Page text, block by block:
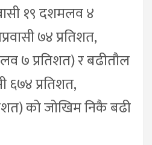
१९ दशमलव ४
७४ प्रतिशत,
७ प्रतिशत) र बढीतौल
६७४ प्रतिशत,
को जोखिम निकै बढी